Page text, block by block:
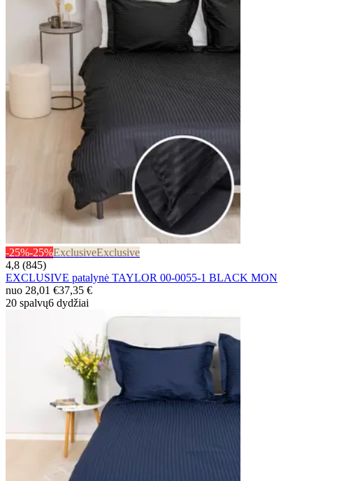
-25%-25%ExclusiveExclusive
4,8 (845)
EXCLUSIVE patalynė TAYLOR 00-0055-1 BLACK MON
nuo 28,01 €37,35 €
20 spalvų6 dydžiai